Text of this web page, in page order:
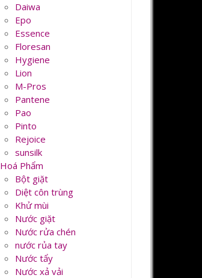
Daiwa
Epo
Essence
Floresan
Hygiene
Lion
M-Pros
Pantene
Pao
Pinto
Rejoice
sunsilk
Hoá Phẩm
Bột giặt
Diệt côn trùng
Khử mùi
Nước giặt
Nước rửa chén
nước rủa tay
Nước tẩy
Nước xả vải